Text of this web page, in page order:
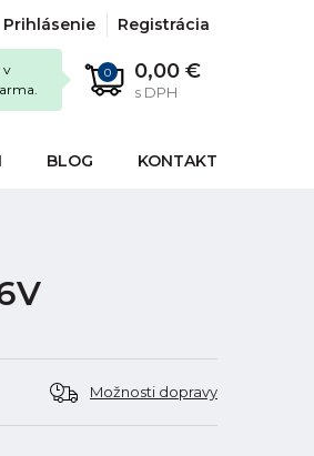
Prihlásenie Registrácia
0 0,00 €
s DPH
v
BLOG KONTAKT
Možnosti dopravy